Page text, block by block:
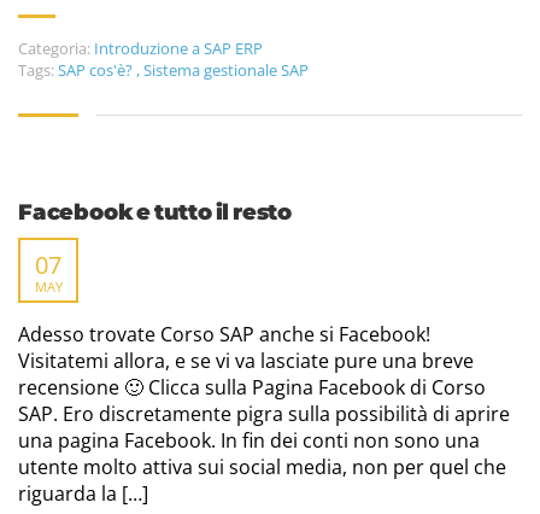
Categoria: Introduzione a SAP ERP
Tags:SAP cos'è? ,Sistema gestionale SAP
Facebook e tutto il resto
07
MAY
Adesso trovate Corso SAP anche si Facebook!
Visitatemi allora, e se vi va lasciate pure una breve
recensione 🙂 Clicca sulla Pagina Facebook di Corso
SAP. Ero discretamente pigra sulla possibilità di aprire
una pagina Facebook. In fin dei conti non sono una
utente molto attiva sui social media, non per quel che
riguarda la […]